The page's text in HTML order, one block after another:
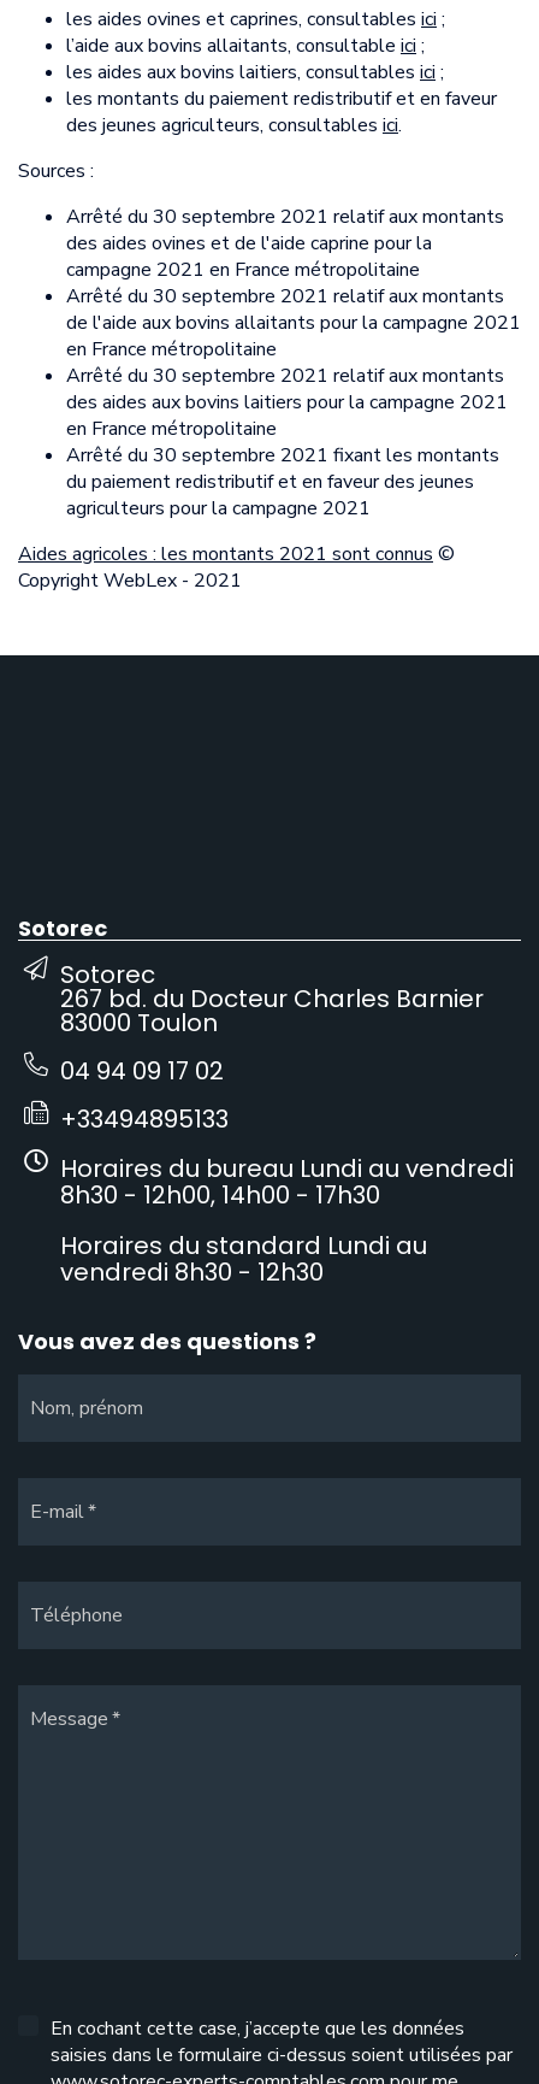
les aides ovines et caprines, consultables ici ;
l’aide aux bovins allaitants, consultable ici ;
les aides aux bovins laitiers, consultables ici ;
les montants du paiement redistributif et en faveur
des jeunes agriculteurs, consultables ici.
Sources :
Arrêté du 30 septembre 2021 relatif aux montants
des aides ovines et de l'aide caprine pour la
campagne 2021 en France métropolitaine
Arrêté du 30 septembre 2021 relatif aux montants
de l'aide aux bovins allaitants pour la campagne 2021
en France métropolitaine
Arrêté du 30 septembre 2021 relatif aux montants
des aides aux bovins laitiers pour la campagne 2021
en France métropolitaine
Arrêté du 30 septembre 2021 fixant les montants
du paiement redistributif et en faveur des jeunes
agriculteurs pour la campagne 2021
Aides agricoles : les montants 2021 sont connus ©
Copyright WebLex - 2021
Sotorec
Sotorec
267 bd. du Docteur Charles Barnier
83000 Toulon
04 94 09 17 02
+33494895133
Horaires du bureau Lundi au vendredi
8h30 - 12h00, 14h00 - 17h30
Horaires du standard Lundi au
vendredi 8h30 - 12h30
Vous avez des questions ?
Nom, prénom
E-mail
Téléphone
Message
En cochant cette case, j’accepte que les données
saisies dans le formulaire ci-dessus soient utilisées par